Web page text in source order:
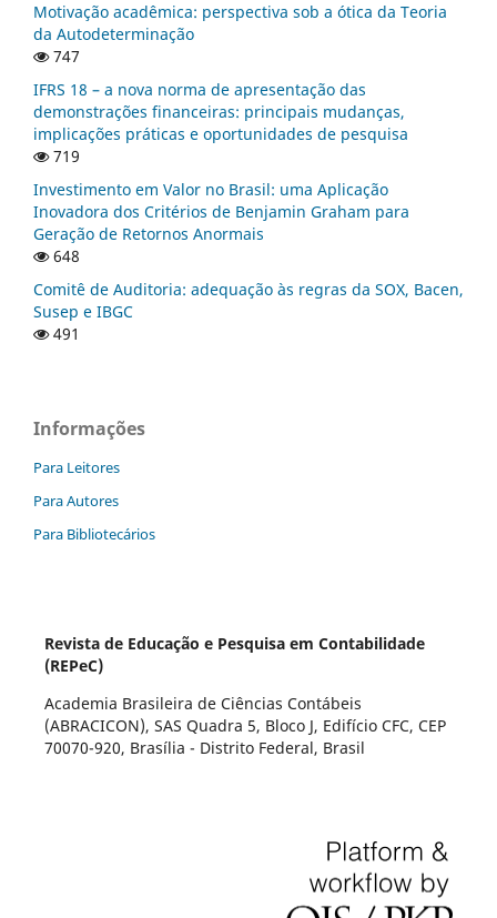
Motivação acadêmica: perspectiva sob a ótica da Teoria
da Autodeterminação
747
IFRS 18 – a nova norma de apresentação das
demonstrações financeiras: principais mudanças,
implicações práticas e oportunidades de pesquisa
719
Investimento em Valor no Brasil: uma Aplicação
Inovadora dos Critérios de Benjamin Graham para
Geração de Retornos Anormais
648
Comitê de Auditoria: adequação às regras da SOX, Bacen,
Susep e IBGC
491
Informações
Para Leitores
Para Autores
Para Bibliotecários
Revista de Educação e Pesquisa em Contabilidade
(REPeC)
Academia Brasileira de Ciências Contábeis
(ABRACICON), SAS Quadra 5, Bloco J, Edifício CFC, CEP
70070-920, Brasília - Distrito Federal, Brasil